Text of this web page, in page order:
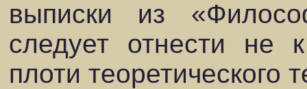
выписки из
следует отнести не
плоти теоретического